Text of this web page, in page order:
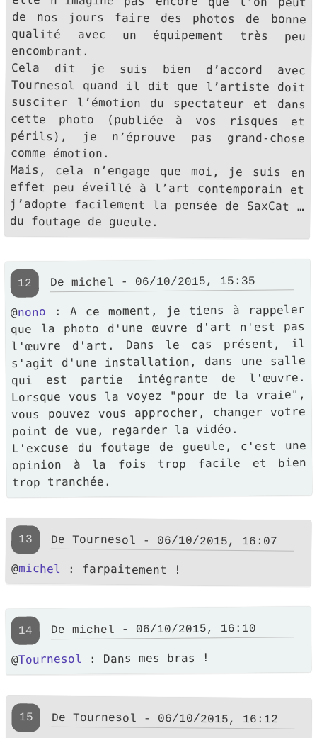
encombrant.
Cela dit je suis bien d’accord avec
Tournesol quand il dit que l’artiste doit
susciter l’émotion du spectateur et dans
cette photo (publiée à vos risques et
périls), je n’éprouve pas grand-chose
comme émotion.
Mais, cela n’engage que moi, je suis en
effet peu éveillé à l’art contemporain et
j’adopte facilement la pensée de SaxCat …
du foutage de gueule.
12 De michel - 06/10/2015, 15:35
@nono : A ce moment, je tiens à rappeler
que la photo d'une œuvre d'art n'est pas
l'œuvre d'art. Dans le cas présent, il
s'agit d'une installation, dans une salle
qui est partie intégrante de l'œuvre.
Lorsque vous la voyez "pour de la vraie",
vous pouvez vous approcher, changer votre
point de vue, regarder la vidéo.
L'excuse du foutage de gueule, c'est une
opinion à la fois trop facile et bien
trop tranchée.
13 De Tournesol - 06/10/2015, 16:07
@michel : farpaitement !
14 De michel - 06/10/2015, 16:10
@Tournesol : Dans mes bras !
15 De Tournesol - 06/10/2015, 16:12